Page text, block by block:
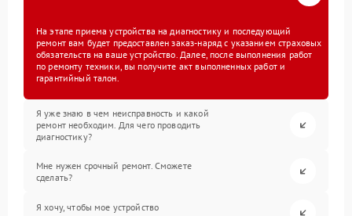
На этапе приема устройства на диагностику и последующий
ремонт вам будет предоставлен заказ-наряд с указанием страховых
обязательств на ваше устройство. Далее, после выполнения работ
по ремонту техники, вы получите акт выполненных работ и
гарантийный талон.
Я уже знаю в чем неисправность и какой
ремонт необходим. Для чего проводить
диагностику?
Мне нужен срочный ремонт. Сможете
сделать?
Я хочу, чтобы мое устройство